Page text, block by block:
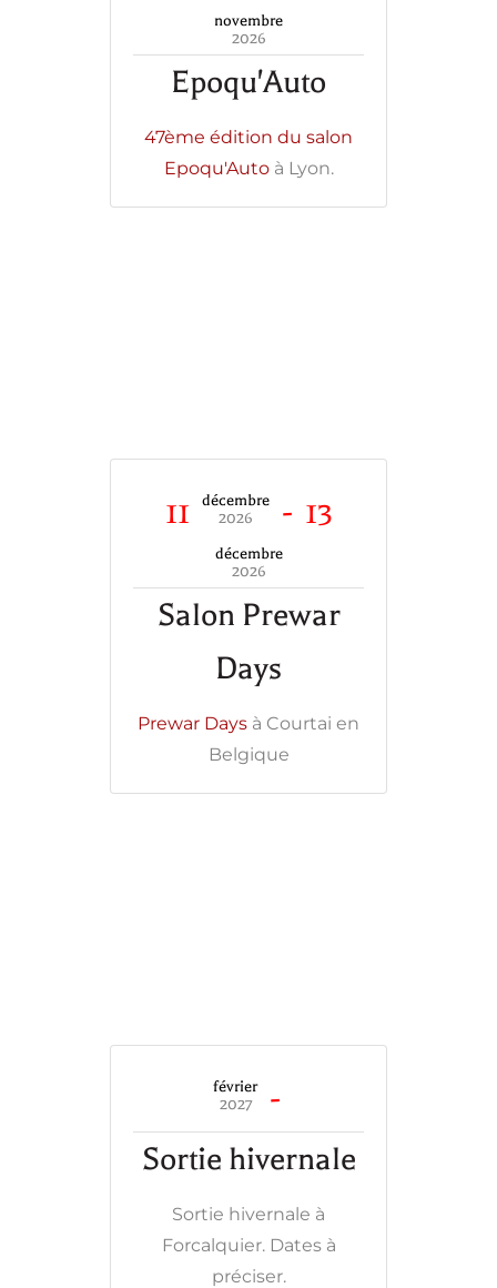
novembre
2026
Epoqu'Auto
47ème édition du salon
Epoqu'Autoà Lyon.
11
décembre
2026
- 13
décembre
2026
Salon Prewar
Days
Prewar Days à Courtai en
Belgique
février
2027
-
Sortie hivernale
Sortie hivernale à
Forcalquier. Dates à
préciser.